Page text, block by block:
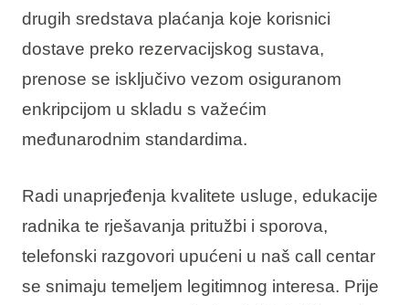
drugih sredstava plaćanja koje korisnici
dostave preko rezervacijskog sustava,
prenose se isključivo vezom osiguranom
enkripcijom u skladu s važećim
međunarodnim standardima.
Radi unaprjeđenja kvalitete usluge, edukacije
radnika te rješavanja pritužbi i sporova,
telefonski razgovori upućeni u naš call centar
se snimaju temeljem legitimnog interesa. Prije